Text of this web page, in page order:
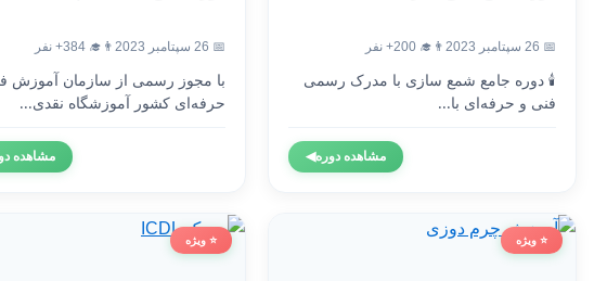
📅 26 سپتامبر 2023 👨‍🎓 200+ نفر
🕯️ دوره جامع شمع سازی با مدرک رسمی
فنی و حرفه‌ای با...
مشاهده دوره◀
📅 26 سپتامبر 2023 👨‍🎓 384+ نفر
با مجوز رسمی از سازمان آموزش
حرفه‌ای کشور آموزشگاه نقدی...
مشاهده
⭐ ویژه ⭐ ویژه